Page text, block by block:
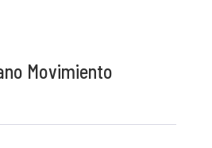
Movimiento